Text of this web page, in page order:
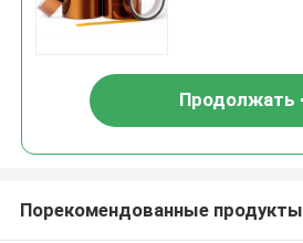
Продолжать
Порекомендованные продукты